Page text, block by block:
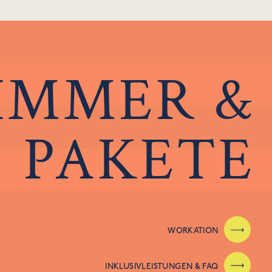
&
PAKETE
WORKATION
INKLUSIVLEISTUNGEN & FAQ